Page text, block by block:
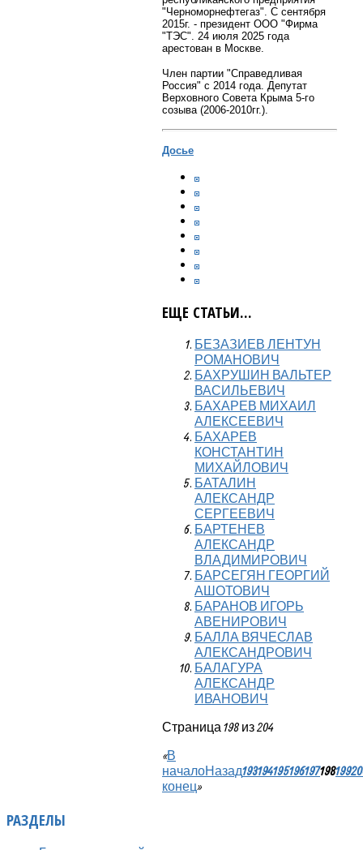
"Черноморнефтегаз". С сентября
2015г. - президент ООО "Фирма
"ТЭС". 24 июля 2025 года
арестован в Москве.
Член партии "Справедливая
Россия" с 2014 года. Депутат
Верховного Совета Крыма 5-го
созыва (2006-2010гг.).
Досье
ЕЩЕ СТАТЬИ...
БЕЗАЗИЕВ ЛЕНТУН
РОМАНОВИЧ
БАХРУШИН ВАЛЬТЕР
ВАСИЛЬЕВИЧ
БАХАРЕВ МИХАИЛ
АЛЕКСЕЕВИЧ
БАХАРЕВ
КОНСТАНТИН
МИХАЙЛОВИЧ
БАТАЛИН
АЛЕКСАНДР
СЕРГЕЕВИЧ
БАРТЕНЕВ
АЛЕКСАНДР
ВЛАДИМИРОВИЧ
БАРСЕГЯН ГЕОРГИЙ
АШОТОВИЧ
БАРАНОВ ИГОРЬ
АВЕНИРОВИЧ
БАЛЛА ВЯЧЕСЛАВ
АЛЕКСАНДРОВИЧ
БАЛАГУРА
АЛЕКСАНДР
ИВАНОВИЧ
Страница 198 из 204
«В
началоНазад193194195196197198199
конец»
РАЗДЕЛЫ